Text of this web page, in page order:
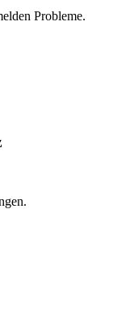
Probleme.